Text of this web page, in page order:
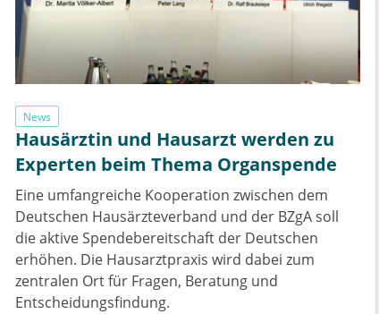
News
Hausärztin und Hausarzt werden zu
Experten beim Thema Organspende
Eine umfangreiche Kooperation zwischen dem
Deutschen Hausärzteverband und der BZgA soll
die aktive Spendebereitschaft der Deutschen
erhöhen. Die Hausarztpraxis wird dabei zum
zentralen Ort für Fragen, Beratung und
Entscheidungsfindung.